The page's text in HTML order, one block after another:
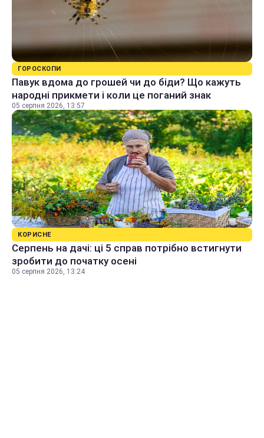
ГОРОСКОПИ
Павук вдома до грошей чи до біди? Що кажуть
народні прикмети і коли це поганий знак
05 серпня 2026, 13:57
КОРИСНЕ
Серпень на дачі: ці 5 справ потрібно встигнути
зробити до початку осені
05 серпня 2026, 13:24